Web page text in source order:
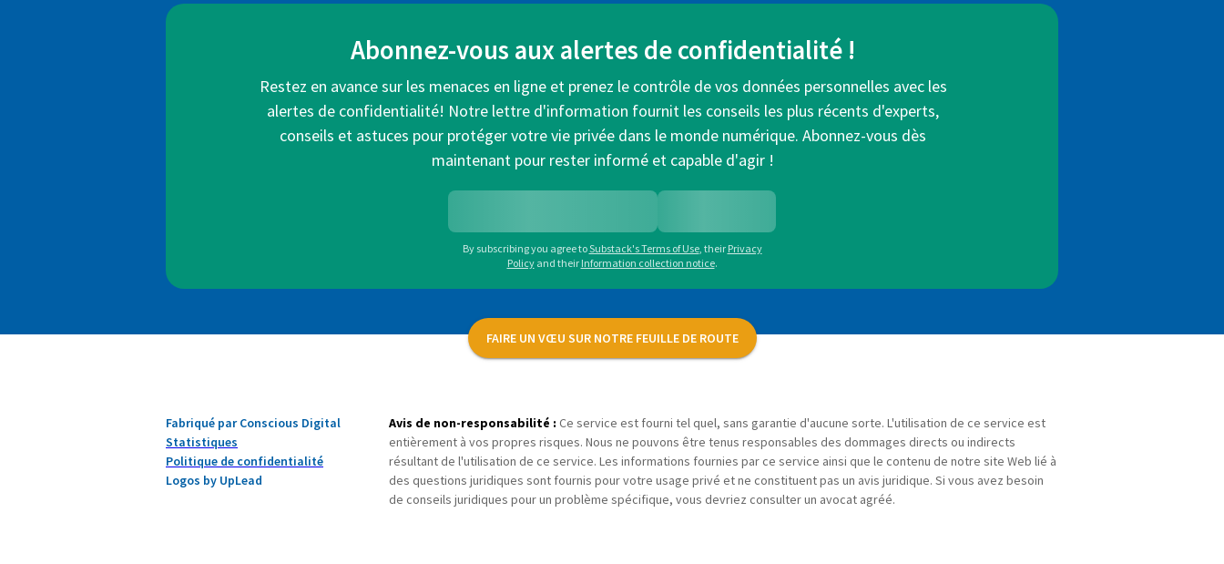
Abonnez-vous aux alertes de confidentialité !
Restez en avance sur les menaces en ligne et prenez le contrôle de vos données personnelles avec les
alertes de confidentialité! Notre lettre d'information fournit les conseils les plus récents d'experts,
conseils et astuces pour protéger votre vie privée dans le monde numérique. Abonnez-vous dès
maintenant pour rester informé et capable d'agir !
By subscribing you agree toSubstack's Terms of Use, their Privacy
Policy and their Information collection notice.
FAIRE UN VŒU SUR NOTRE FEUILLE DE ROUTE
Fabriqué par Conscious Digital
Statistiques
Politique de confidentialité
Logos by UpLead
Avis de non-responsabilité : Ce service est fourni tel quel, sans garantie d'aucune sorte. L'utilisation de ce service est
entièrement à vos propres risques. Nous ne pouvons être tenus responsables des dommages directs ou indirects
résultant de l'utilisation de ce service. Les informations fournies par ce service ainsi que le contenu de notre site Web lié à
des questions juridiques sont fournis pour votre usage privé et ne constituent pas un avis juridique. Si vous avez besoin
de conseils juridiques pour un problème spécifique, vous devriez consulter un avocat agréé.